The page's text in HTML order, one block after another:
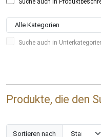
Suche auch in
Suche auch in
Produkte, die den
Sortieren nach